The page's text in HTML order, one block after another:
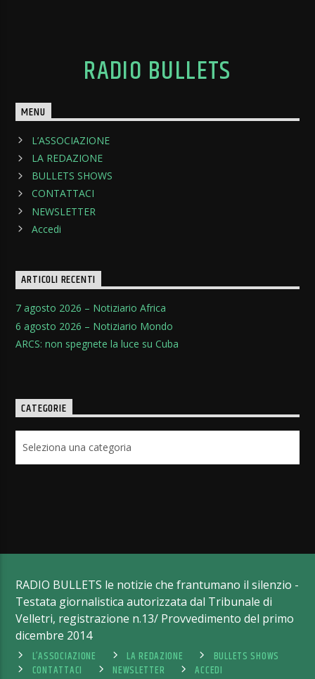
RADIO BULLETS
MENU
L’ASSOCIAZIONE
LA REDAZIONE
BULLETS SHOWS
CONTATTACI
NEWSLETTER
Accedi
ARTICOLI RECENTI
7 agosto 2026 – Notiziario Africa
6 agosto 2026 – Notiziario Mondo
ARCS: non spegnete la luce su Cuba
CATEGORIE
RADIO BULLETS le notizie che frantumano il silenzio -
Testata giornalistica autorizzata dal Tribunale di
Velletri, registrazione n.13/ Provvedimento del primo
dicembre 2014
L’ASSOCIAZIONE
LA REDAZIONE
BULLETS SHOWS
CONTATTACI
NEWSLETTER ACCEDI